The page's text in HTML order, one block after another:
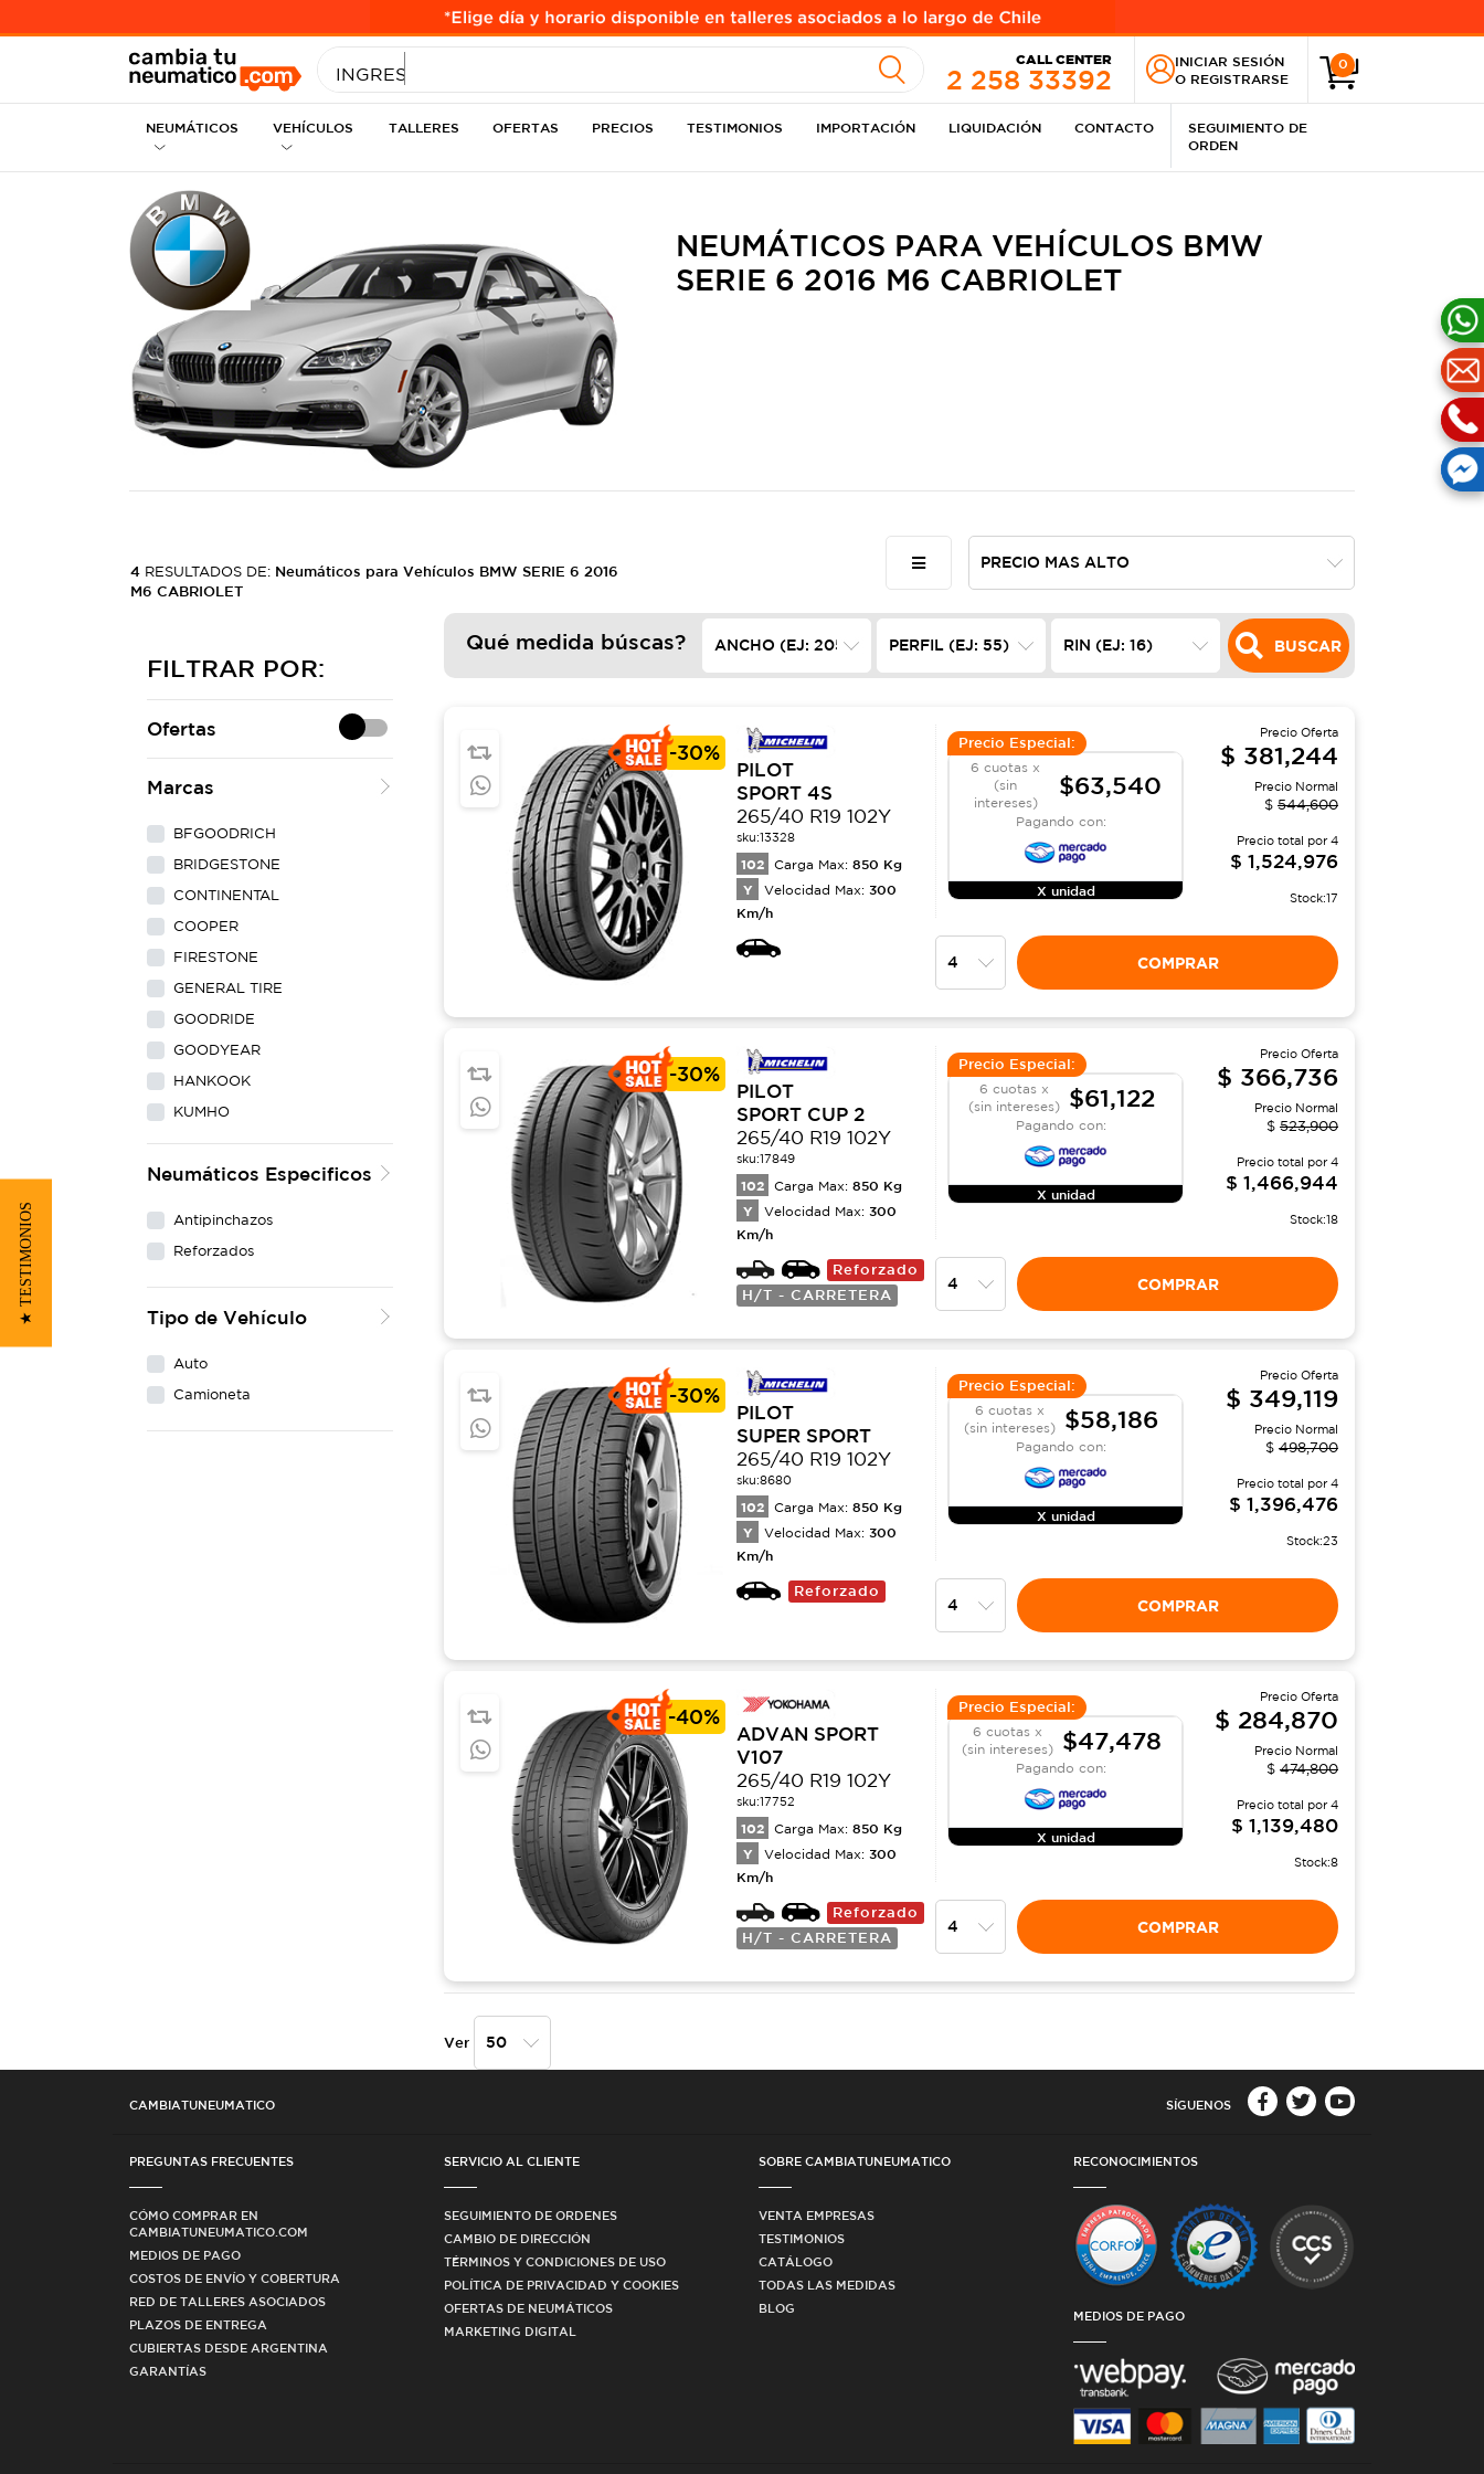
INGRESE MEDIDA
CALL CENTER
2 258 33392
INICIAR SESIÓN
O REGISTRARSE
0
NEUMÁTICOS VEHÍCULOS TALLERES OFERTAS PRECIOS TESTIMONIOS IMPORTACIÓN LIQUIDACIÓN CONTACTO
SEGUIMIENTO DE
ORDEN
NEUMÁTICOS PARA VEHÍCULOS BMW
SERIE 6 2016 M6 CABRIOLET
4 RESULTADOS DE: Neumáticos para Vehículos BMW SERIE 6 2016
M6 CABRIOLET
FILTRAR POR:
Ofertas
Marcas
BFGOODRICH
BRIDGESTONE
CONTINENTAL
COOPER
FIRESTONE
GENERAL TIRE
GOODRIDE
GOODYEAR
HANKOOK
KUMHO
LING LONG
MAXXIS
YOKOHAMA
Neumáticos Especificos
Antipinchazos
Reforzados
Tipo de Vehículo
Auto
Camioneta
Qué medida búscas? BUSCAR
-30%
PILOT
SPORT 4S
265/40 R19 102Y
sku:13328
102 Carga Max: 850 Kg
Y Velocidad Max: 300
Km/h
Precio Especial:
6 cuotas x
(sin
intereses)
$63,540
Pagando con:
X unidad
Precio Oferta
$ 381,244
Precio Normal
$ 544,600
Precio total por4
$ 1,524,976
Stock:17
COMPRAR
-30%
PILOT
SPORT CUP 2
265/40 R19 102Y
sku:17849
102 Carga Max: 850 Kg
Y Velocidad Max: 300
Km/h
Reforzado
H/T - CARRETERA
Precio Especial:
6 cuotas x
(sin intereses)
$61,122
Pagando con:
X unidad
Precio Oferta
$ 366,736
Precio Normal
$ 523,900
Precio total por4
$ 1,466,944
Stock:18
COMPRAR
-30%
PILOT
SUPER SPORT
265/40 R19 102Y
sku:8680
102 Carga Max: 850 Kg
Y Velocidad Max: 300
Km/h
Reforzado
Precio Especial:
6 cuotas x
(sin intereses)
$58,186
Pagando con:
X unidad
Precio Oferta
$ 349,119
Precio Normal
$ 498,700
Precio total por4
$ 1,396,476
Stock:23
COMPRAR
-40%
ADVAN SPORT
V107
265/40 R19 102Y
sku:17752
102 Carga Max: 850 Kg
Y Velocidad Max: 300
Km/h
Reforzado
H/T - CARRETERA
Precio Especial:
6 cuotas x
(sin intereses)
$47,478
Pagando con:
X unidad
Precio Oferta
$ 284,870
Precio Normal
$ 474,800
Precio total por4
$ 1,139,480
Stock:8
COMPRAR
Ver
CAMBIATUNEUMATICO SÍGUENOS
PREGUNTAS FRECUENTES
CÓMO COMPRAR EN
CAMBIATUNEUMATICO.COM
MEDIOS DE PAGO
COSTOS DE ENVÍO Y COBERTURA
RED DE TALLERES ASOCIADOS
PLAZOS DE ENTREGA
CUBIERTAS DESDE ARGENTINA
GARANTÍAS
SERVICIO AL CLIENTE
SEGUIMIENTO DE ORDENES
CAMBIO DE DIRECCIÓN
TÉRMINOS Y CONDICIONES DE USO
POLÍTICA DE PRIVACIDAD Y COOKIES
OFERTAS DE NEUMÁTICOS
MARKETING DIGITAL
SOBRE CAMBIATUNEUMATICO
VENTA EMPRESAS
TESTIMONIOS
CATÁLOGO
TODAS LAS MEDIDAS
BLOG
RECONOCIMIENTOS
MEDIOS DE PAGO
★ TESTIMONIOS